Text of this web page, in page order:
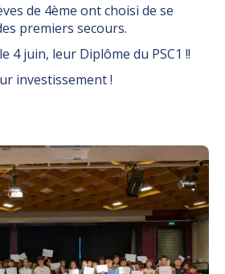
de 4ème ont choisi de se
premiers secours.
4 juin, leur Diplôme du PSC1 !!
investissement !